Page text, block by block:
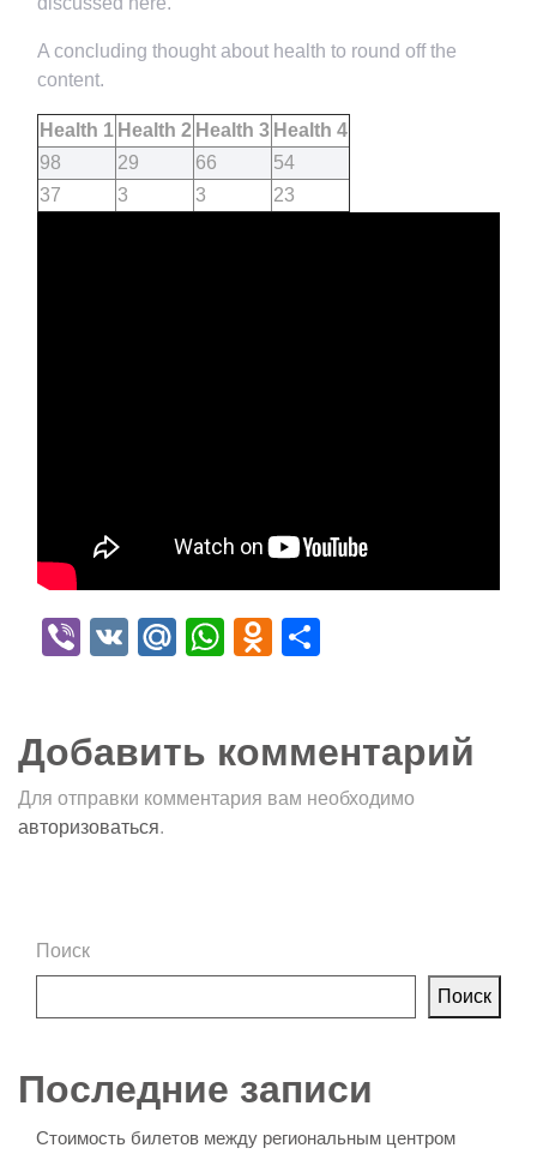
A concluding thought about health to round off the
content.
Health 1 Health 2 Health 3 Health 4
98
29 66
54
37
3 3 23
Viber
VK Mail.Ru
WhatsApp
Odnoklassniki
Добавить комментарий
Для отправки комментария вам необходимо
авторизоваться.
Поиск
Поиск
Последние записи
Стоимость билетов между региональным центром